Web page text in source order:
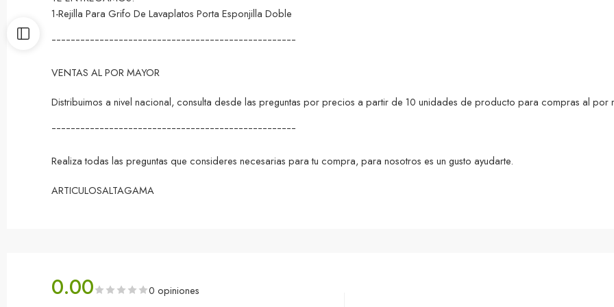
1-Rejilla Para Grifo De Lavaplatos Porta Esponjilla Doble
¯¯¯¯¯¯¯¯¯¯¯¯¯¯¯¯¯¯¯¯¯¯¯¯¯¯¯¯¯¯¯¯¯¯¯¯¯¯¯¯¯¯¯¯¯¯¯¯¯¯¯
VENTAS AL POR MAYOR
Distribuimos a nivel nacional, consulta desde las preguntas por precios a partir de 10 unidades de producto para compras al por
¯¯¯¯¯¯¯¯¯¯¯¯¯¯¯¯¯¯¯¯¯¯¯¯¯¯¯¯¯¯¯¯¯¯¯¯¯¯¯¯¯¯¯¯¯¯¯¯¯¯¯
Realiza todas las preguntas que consideres necesarias para tu compra, para nosotros es un gusto ayudarte.
ARTICULOSALTAGAMA
0.00 0 opiniones